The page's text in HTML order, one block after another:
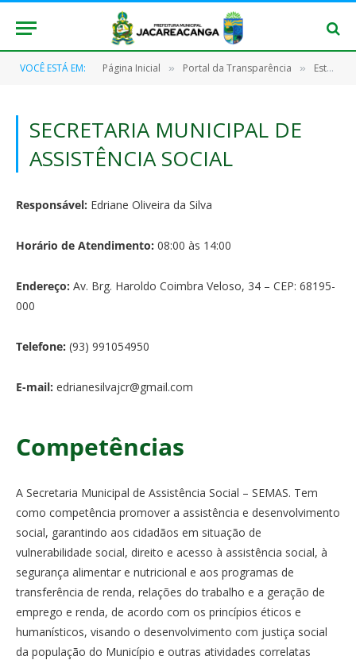
VOCÊ ESTÁ EM: Página Inicial » Portal da Transparência » Estrutura Organizacional
SECRETARIA MUNICIPAL DE
ASSISTÊNCIA SOCIAL
Responsável: Edriane Oliveira da Silva
Horário de Atendimento: 08:00 às 14:00
Endereço: Av. Brg. Haroldo Coimbra Veloso, 34 – CEP: 68195-
000
Telefone: (93) 991054950
E-mail: edrianesilvajcr@gmail.com
Competências
A Secretaria Municipal de Assistência Social – SEMAS. Tem
como competência promover a assistência e desenvolvimento
social, garantindo aos cidadãos em situação de
vulnerabilidade social, direito e acesso à assistência social, à
segurança alimentar e nutricional e aos programas de
transferência de renda, relações do trabalho e a geração de
emprego e renda, de acordo com os princípios éticos e
humanísticos, visando o desenvolvimento com justiça social
da população do Município e outras atividades correlatas